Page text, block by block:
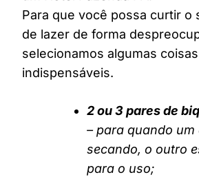
Para que você possa curtir o
de lazer de forma
selecionamos algumas coisas
indispensáveis.
2 ou 3 pares de
– para quando um
secando, o outro
para o uso;